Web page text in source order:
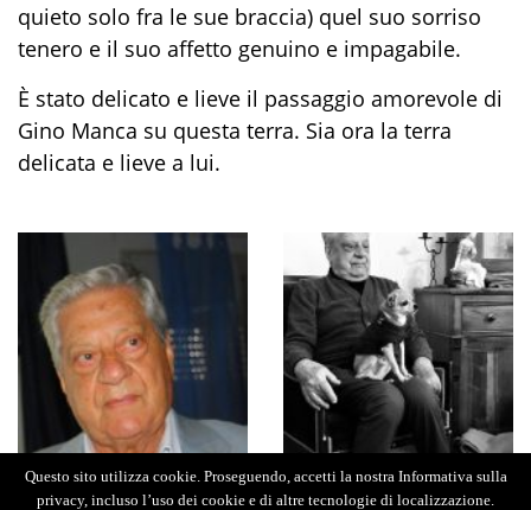
quieto solo fra le sue braccia) quel suo sorriso
tenero e il suo affetto genuino e impagabile.
È stato delicato e lieve il passaggio amorevole di
Gino Manca su questa terra. Sia ora la terra
delicata e lieve a lui.
Questo sito utilizza cookie. Proseguendo, accetti la nostra Informativa sulla
privacy, incluso l’uso dei cookie e di altre tecnologie di localizzazione.